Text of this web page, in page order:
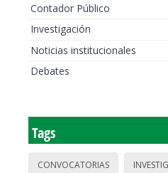
Contador Público
Investigación
Noticias institucionales
Debates
Tags
CONVOCATORIAS